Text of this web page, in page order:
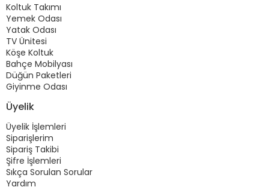
Koltuk Takımı
Yemek Odası
Yatak Odası
TV Ünitesi
Köşe Koltuk
Bahçe Mobilyası
Düğün Paketleri
Giyinme Odası
Üyelik
Üyelik İşlemleri
Siparişlerim
Sipariş Takibi
Şifre İşlemleri
Sıkça Sorulan Sorular
Yardım